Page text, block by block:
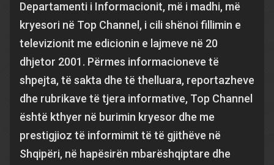
Departamenti i Informacionit, më i madhi, më
kryesori në Top Channel, i cili shënoi fillimin e
televizionit me edicionin e lajmeve në 20
dhjetor 2001. Përmes informacioneve të
shpejta, të sakta dhe të thelluara, reportazheve
dhe rubrikave të tjera informative, Top Channel
është kthyer në burimin kryesor dhe me
prestigjioz të informimit të të gjithëve në
Shqipëri, në hapësirën mbarëshqiptare dhe